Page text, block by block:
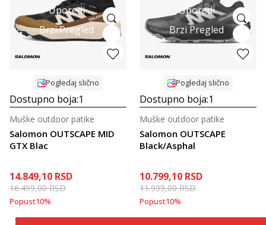
Uporedi
Brzi Pregled
Pogledaj slično
Dostupno boja:1
Salomon OUTSCAPE MID
GTX Blac
Muške outdoor patike
14.849,10 RSD
16.499,00RSD
Popust10%
Uporedi
Brzi Pregled
Pogledaj slično
Dostupno boja:1
Salomon OUTSCAPE
Black/Asphal
Muške outdoor patike
10.799,10 RSD
11.999,00RSD
Popust10%